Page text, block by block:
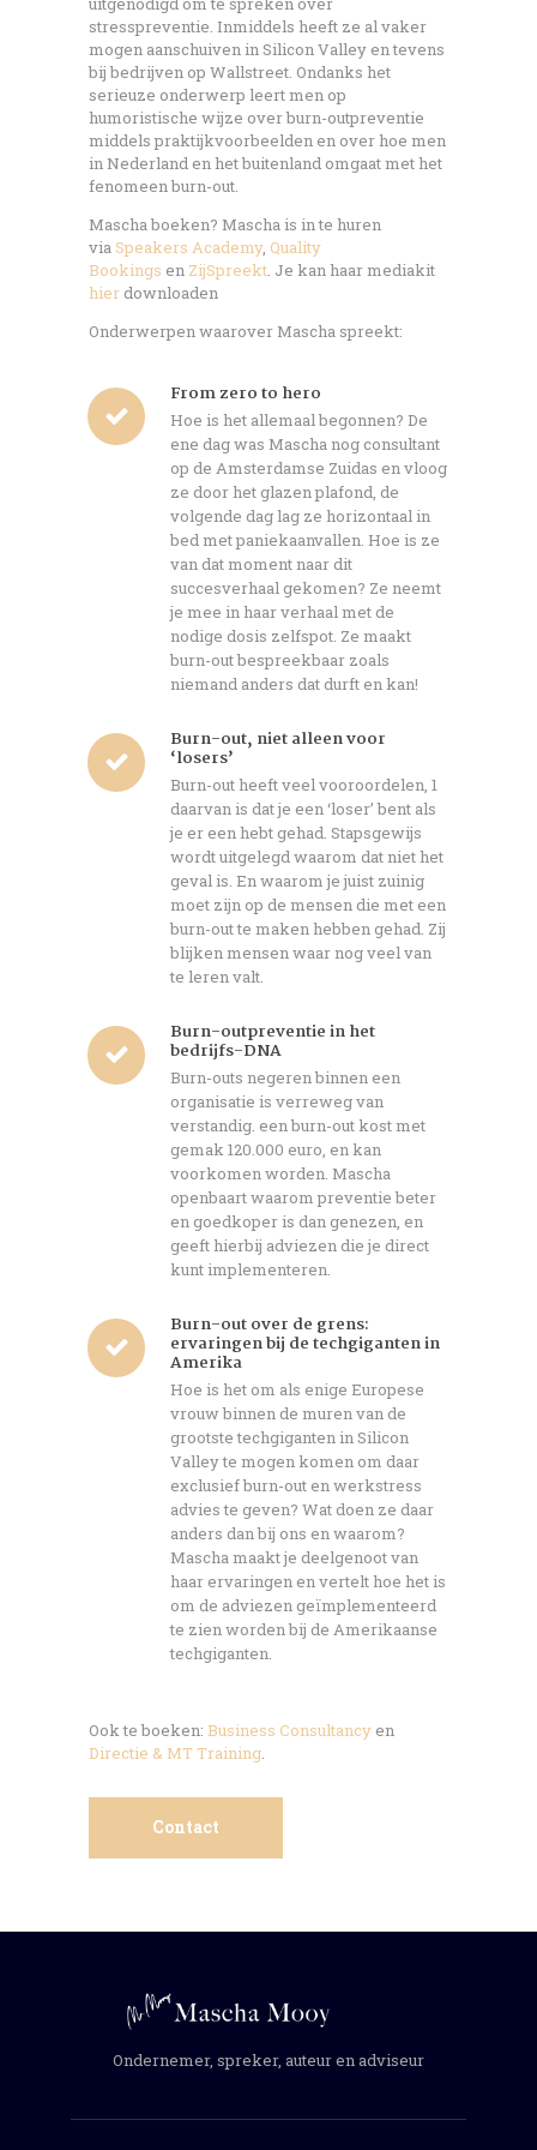
stresspreventie. Inmiddels heeft ze al vaker
mogen aanschuiven in Silicon Valley en tevens
bij bedrijven op Wallstreet. Ondanks het
serieuze onderwerp leert men op
humoristische wijze over burn-outpreventie
middels praktijkvoorbeelden en over hoe men
in Nederland en het buitenland omgaat met het
fenomeen burn-out.
Mascha boeken? Mascha is in te huren
via Speakers Academy, Quality
Bookings en ZijSpreekt. Je kan haar mediakit
hier downloaden
Onderwerpen waarover Mascha spreekt:
From zero to hero
Hoe is het allemaal begonnen? De
ene dag was Mascha nog consultant
op de Amsterdamse Zuidas en vloog
ze door het glazen plafond, de
volgende dag lag ze horizontaal in
bed met paniekaanvallen. Hoe is ze
van dat moment naar dit
succesverhaal gekomen? Ze neemt
je mee in haar verhaal met de
nodige dosis zelfspot. Ze maakt
burn-out bespreekbaar zoals
niemand anders dat durft en kan!
Burn-out, niet alleen voor
‘losers’
Burn-out heeft veel vooroordelen, 1
daarvan is dat je een ‘loser’ bent als
je er een hebt gehad. Stapsgewijs
wordt uitgelegd waarom dat niet het
geval is. En waarom je juist zuinig
moet zijn op de mensen die met een
burn-out te maken hebben gehad. Zij
blijken mensen waar nog veel van
te leren valt.
Burn-outpreventie in het
bedrijfs-DNA
Burn-outs negeren binnen een
organisatie is verreweg van
verstandig. een burn-out kost met
gemak 120.000 euro, en kan
voorkomen worden. Mascha
openbaart waarom preventie beter
en goedkoper is dan genezen, en
geeft hierbij adviezen die je direct
kunt implementeren.
Burn-out over de grens:
ervaringen bij de techgiganten in
Amerika
Hoe is het om als enige Europese
vrouw binnen de muren van de
grootste techgiganten in Silicon
Valley te mogen komen om daar
exclusief burn-out en werkstress
advies te geven? Wat doen ze daar
anders dan bij ons en waarom?
Mascha maakt je deelgenoot van
haar ervaringen en vertelt hoe het is
om de adviezen geïmplementeerd
te zien worden bij de Amerikaanse
techgiganten.
Ook te boeken: Business Consultancy en
Directie & MT Training.
Contact
Ondernemer, spreker, auteur en adviseur